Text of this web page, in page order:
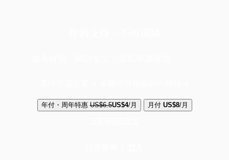
年付・周年特惠 US$6.5US$4/月 月付 US$8/月